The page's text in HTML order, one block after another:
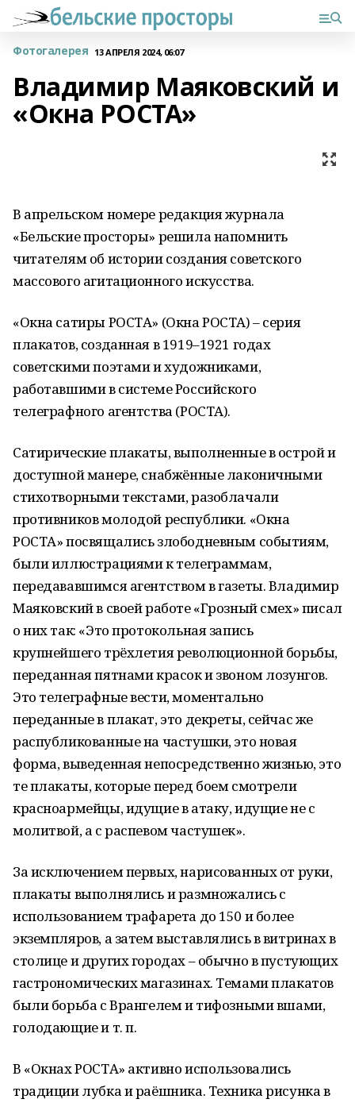
Фотогалерея 13 АПРЕЛЯ 2024, 06:07
Владимир Маяковский и
«Окна РОСТА»
В апрельском номере редакция журнала
«Бельские просторы» решила напомнить
читателям об истории создания советского
массового агитационного искусства.
«Окна сатиры РОСТА» (Окна РОСТА) – серия
плакатов, созданная в 1919–1921 годах
советскими поэтами и художниками,
работавшими в системе Российского
телеграфного агентства (РОСТА).
Сатирические плакаты, выполненные в острой и
доступной манере, снабжённые лаконичными
стихотворными текстами, разоблачали
противников молодой республики. «Окна
РОСТА» посвящались злободневным событиям,
были иллюстрациями к телеграммам,
передававшимся агентством в газеты. Владимир
Маяковский в своей работе «Грозный смех» писал
о них так: «Это протокольная запись
крупнейшего трёхлетия революционной борьбы,
переданная пятнами красок и звоном лозунгов.
Это телеграфные вести, моментально
переданные в плакат, это декреты, сейчас же
распубликованные на частушки, это новая
форма, выведенная непосредственно жизнью, это
те плакаты, которые перед боем смотрели
красноармейцы, идущие в атаку, идущие не с
молитвой, а с распевом частушек».
За исключением первых, нарисованных от руки,
плакаты выполнялись и размножались с
использованием трафарета до 150 и более
экземпляров, а затем выставлялись в витринах в
столице и других городах – обычно в пустующих
гастрономических магазинах. Темами плакатов
были борьба с Врангелем и тифозными вшами,
голодающие и т. п.
В «Окнах РОСТА» активно использовались
традиции лубка и раёшника. Техника рисунка в